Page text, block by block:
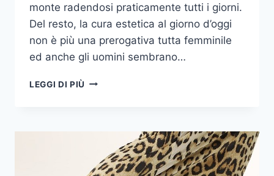
monte radendosi praticamente tutti i giorni.
Del resto, la cura estetica al giorno d’oggi
non è più una prerogativa tutta femminile
ed anche gli uomini sembrano…
LEGGI DI PIÙ CURARE
ACCESSORI
INDISPENSABILI